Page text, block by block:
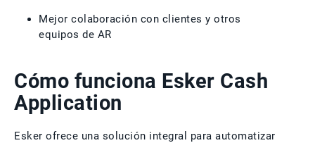
Mejor colaboración con clientes y otros
equipos de AR
Cómo funciona Esker Cash
Application
Esker ofrece una solución integral para automatizar